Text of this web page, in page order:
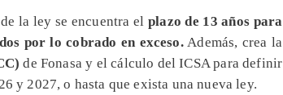
la ley se encuentra elplazo de 13 años para
por lo cobrado en exceso.Además, crea la
de Fonasa y el cálculo del ICSA para definir
y 2027, o hasta que exista una nueva ley.